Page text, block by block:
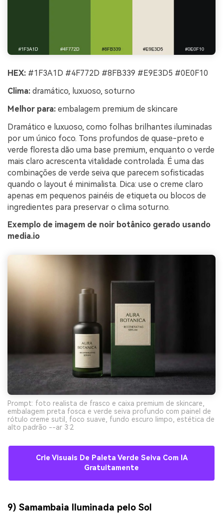
HEX: #1F3A1D #4F772D #8FB339 #E9E3D5 #0E0F10
Clima: dramático, luxuoso, soturno
Melhor para: embalagem premium de skincare
Dramático e luxuoso, como folhas brilhantes iluminadas
por um único foco. Tons profundos de quase-preto e
verde floresta dão uma base premium, enquanto o verde
mais claro acrescenta vitalidade controlada. É uma das
combinações de verde seiva que parecem sofisticadas
quando o layout é minimalista. Dica: use o creme claro
apenas em pequenos painéis de etiqueta ou blocos de
ingredientes para preservar o clima soturno.
Exemplo de imagem de noir botânico gerado usando
media.io
Prompt: foto realista de frasco e caixa premium de skincare,
embalagem preta fosca e verde seiva profundo com painel de
rótulo creme sutil, foco suave, fundo escuro limpo, estética de
alto padrão --ar 3:2
Crie Visuais De Paleta Verde Seiva Com IA
Gratuitamente
9) Samambaia Iluminada pelo Sol